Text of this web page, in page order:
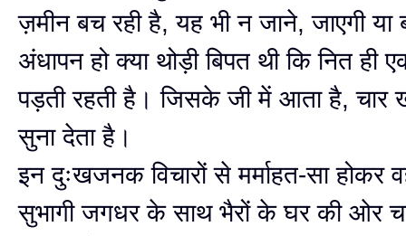
ज़मीन बच रही है, यह भी न जाने, जाएगी या
अंधापन हो क्या थोड़ी बिपत थी कि नित
पड़ती रहती है। जिसके जी में आता है, चार
सुना देता है।
इन दुःखजनक विचारों से मर्माहत-सा होकर
सुभागी जगधर के साथ भैरों के घर की ओर